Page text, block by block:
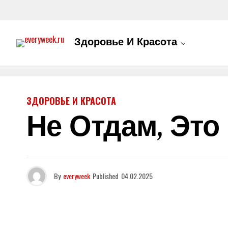
Здоровье И Красота
ЗДОРОВЬЕ И КРАСОТА
Не Отдам,
By everyweek Published 04.02.2025